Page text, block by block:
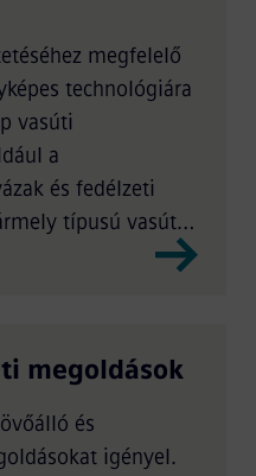
megfelelő
technológiára
vasúti
a
és fedélzeti
típusú vasúti
megoldások
és
igényel.